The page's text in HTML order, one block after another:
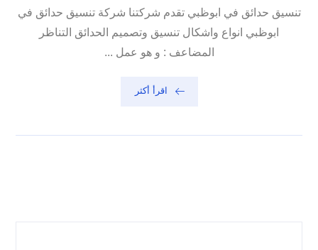
تنسيق حدائق في ابوظبي تقدم شركتنا شركة تنسيق حدائق في
ابوظبي انواع واشكال تنسيق وتصميم الحدائق التناظر
المضاعف : و هو عمل ...
اقرأ أكثر